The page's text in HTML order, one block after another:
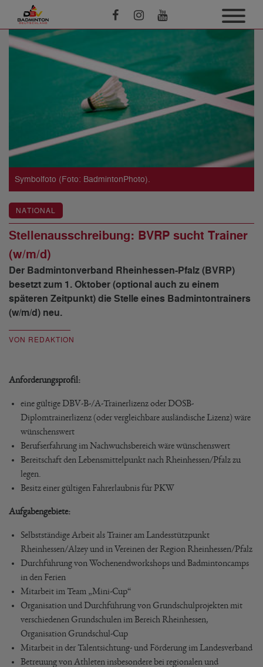
Symbolfoto (Foto: BadmintonPhoto).
NATIONAL
Stellenausschreibung: BVRP sucht Trainer
(w/m/d)
Der Badmintonverband Rheinhessen-Pfalz (BVRP)
besetzt zum 1. Oktober (optional auch zu einem
späteren Zeitpunkt) die Stelle eines Badmintontrainers
(w/m/d) neu.
VON REDAKTION
Anforderungsprofil:
eine gültige DBV-B-/A-Trainerlizenz oder DOSB-
Diplomtrainerlizenz (oder vergleichbare ausländische Lizenz) wäre
wünschenswert
Berufserfahrung im Nachwuchsbereich wäre wünschenswert
Bereitschaft den Lebensmittelpunkt nach Rheinhessen/Pfalz zu
legen.
Besitz einer gültigen Fahrerlaubnis für PKW
Aufgabengebiete:
Selbstständige Arbeit als Trainer am Landesstützpunkt
Rheinhessen/Alzey und in Vereinen der Region Rheinhessen/Pfalz
Durchführung von Wochenendworkshops und Badmintoncamps
in den Ferien
Mitarbeit im Team „Mini-Cup“
Organisation und Durchführung von Grundschulprojekten mit
verschiedenen Grundschulen im Bereich Rheinhessen,
Organisation Grundschul-Cup
Mitarbeit in der Talentsichtung- und Förderung im Landesverband
Betreuung von Athleten insbesondere bei regionalen und